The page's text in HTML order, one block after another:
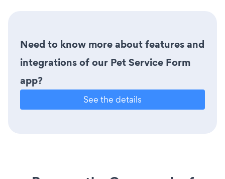
Need to know more about features and
integrations of our Pet Service Form
app?
See the details